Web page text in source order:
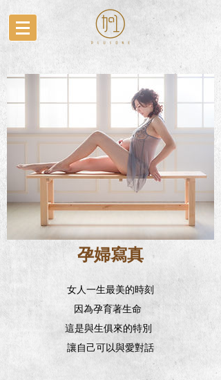
孕婦寫真
女人一生最美的時刻
因為孕育著生命
這是與生俱來的特別
讓自己可以與愛對話